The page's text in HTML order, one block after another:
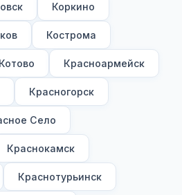
Коркино
Кострома
Котово Красноармейск
Красногорск
Село
Краснокамск
Краснотурьинск